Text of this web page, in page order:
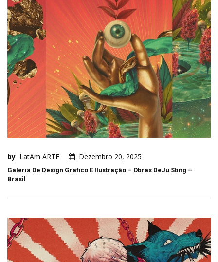
by LatAm ARTE Dezembro 20, 2025
Galeria De Design Gráfico E Ilustração – Obras DeJu Sting –
Brasil